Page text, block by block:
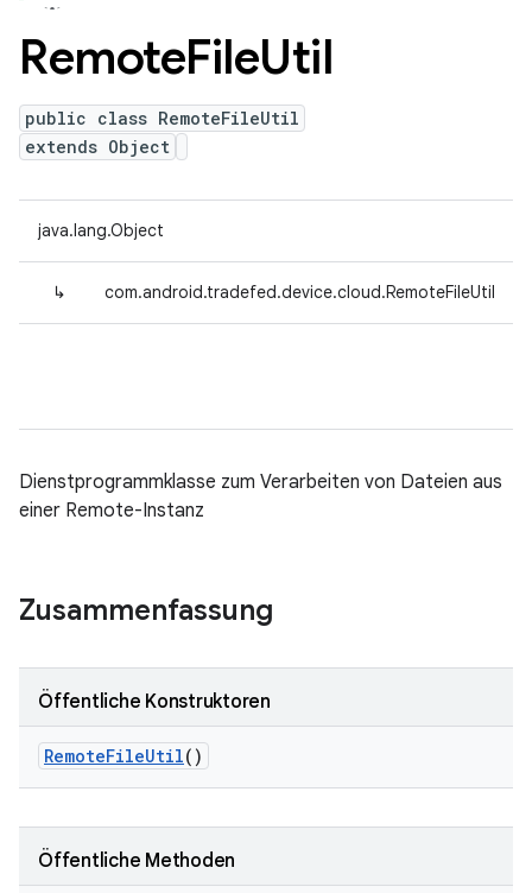
RemoteFileUtil
public class RemoteFileUtil
extends Object
java.lang.Object
↳ com.android.tradefed.device.cloud.RemoteFileUtil
Dienstprogrammklasse zum Verarbeiten von Dateien aus
einer Remote-Instanz
Zusammenfassung
Öffentliche Konstruktoren
RemoteFileUtil()
Öffentliche Methoden